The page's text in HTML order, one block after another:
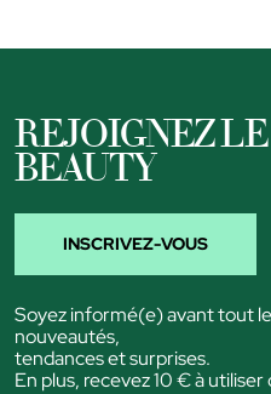
REJOIGNEZ
BEAUTY
INSCRIVEZ-VOUS
Soyez informé(e) avant tout
nouveautés,
tendances et surprises.
En plus, recevez 10 € à utiliser